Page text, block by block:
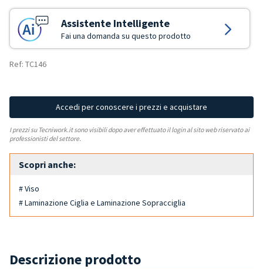
Assistente Intelligente
Fai una domanda su questo prodotto
Ref: TC146
Accedi per conoscere i prezzi e acquistare
I prezzi su Tecniwork.it sono visibili dopo aver effettuato il login al sito web riservato ai
professionisti del settore.
Scopri anche:
# Viso
# Laminazione Ciglia e Laminazione Sopracciglia
Descrizione prodotto